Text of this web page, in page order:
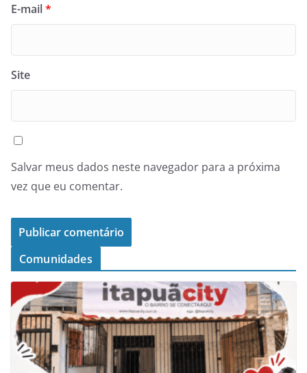
E-mail*
Site
Salvar meus dados neste navegador para a próxima
vez que eu comentar.
Comunidades